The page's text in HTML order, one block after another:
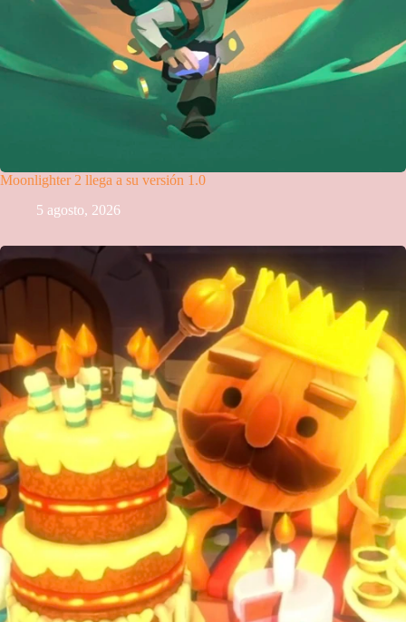
Moonlighter 2 llega a su versión 1.0
5 agosto, 2026